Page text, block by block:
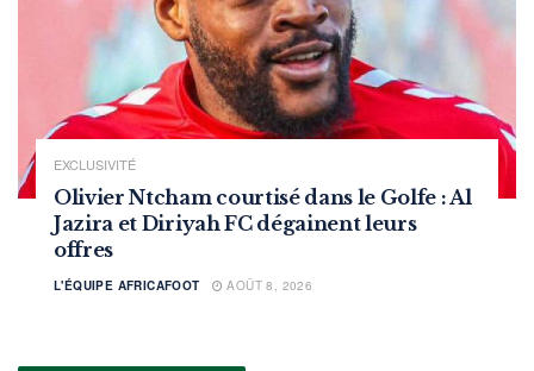
EXCLUSIVITÉ
Olivier Ntcham courtisé dans le Golfe : Al
Jazira et Diriyah FC dégainent leurs
offres
L'ÉQUIPE AFRICAFOOT AOÛT 8, 2026